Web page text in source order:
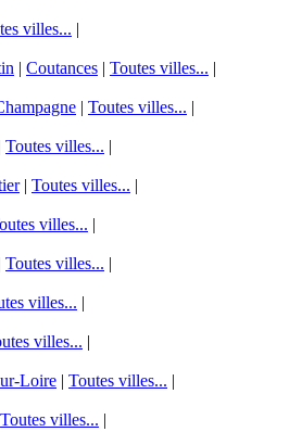
villes... |
| Coutances | Toutes villes... |
| Toutes villes... |
Toutes villes... |
| Toutes villes... |
villes... |
Toutes villes... |
villes... |
villes... |
Loire | Toutes villes... |
Toutes villes... |